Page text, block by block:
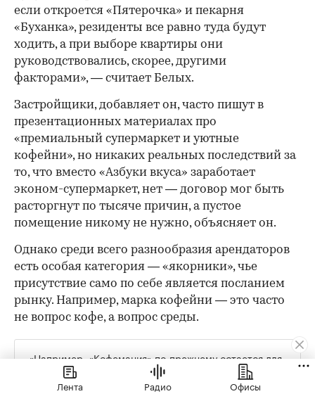
если откроется «Пятерочка» и пекарня
«Буханка», резиденты все равно туда будут
ходить, а при выборе квартиры они
руководствовались, скорее, другими
факторами», — считает Белых.
Застройщики, добавляет он, часто пишут в
презентационных материалах про
«премиальный супермаркет и уютные
кофейни», но никаких реальных последствий за
то, что вместо «Азбуки вкуса» заработает
эконом-супермаркет, нет — договор мог быть
расторгнут по тысяче причин, а пустое
помещение никому не нужно, объясняет он.
Однако среди всего разнообразия арендаторов
есть особая категория — «якорники», чье
присутствие само по себе является посланием
рынку. Например, марка кофейни — это часто
не вопрос кофе, а вопрос среды.
«Например, «Кофемания» по-прежнему остается для
девелоперов и покупателей своего рода маркером
статуса жилого комплекса. Если она заходит в
Лента Радио Офисы